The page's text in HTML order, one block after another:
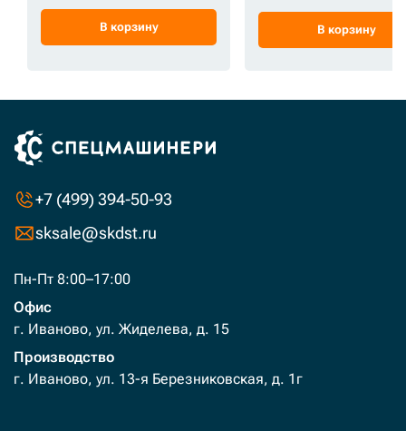
В корзину В корзину
+7 (499) 394-50-93
sksale@skdst.ru
Пн-Пт 8:00–17:00
Офис
г. Иваново, ул. Жиделева, д. 15
Производство
г. Иваново, ул. 13-я Березниковская, д. 1г